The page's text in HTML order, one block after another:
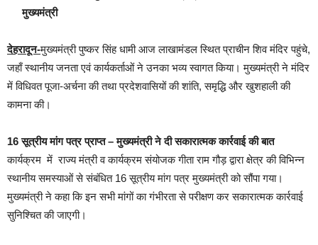
मुख्यमंत्री
देहरादून-मुख्यमंत्री पुष्कर सिंह धामी आज लाखामंडल स्थित प्राचीन शिव मंदिर पहुंचे,
जहाँ स्थानीय जनता एवं कार्यकर्ताओं ने उनका भव्य स्वागत किया। मुख्यमंत्री ने मंदिर
में विधिवत पूजा-अर्चना की तथा प्रदेशवासियों की शांति, समृद्धि और खुशहाली की
कामना की।
16 सूत्रीय मांग पत्र प्राप्त – मुख्यमंत्री ने दी सकारात्मक कार्रवाई की बात
कार्यक्रम में राज्य मंत्री व कार्यक्रम संयोजक गीता राम गौड़ द्वारा क्षेत्र की विभिन्न
स्थानीय समस्याओं से संबंधित 16 सूत्रीय मांग पत्र मुख्यमंत्री को सौंपा गया।
मुख्यमंत्री ने कहा कि इन सभी मांगों का गंभीरता से परीक्षण कर सकारात्मक कार्रवाई
सुनिश्चित की जाएगी।